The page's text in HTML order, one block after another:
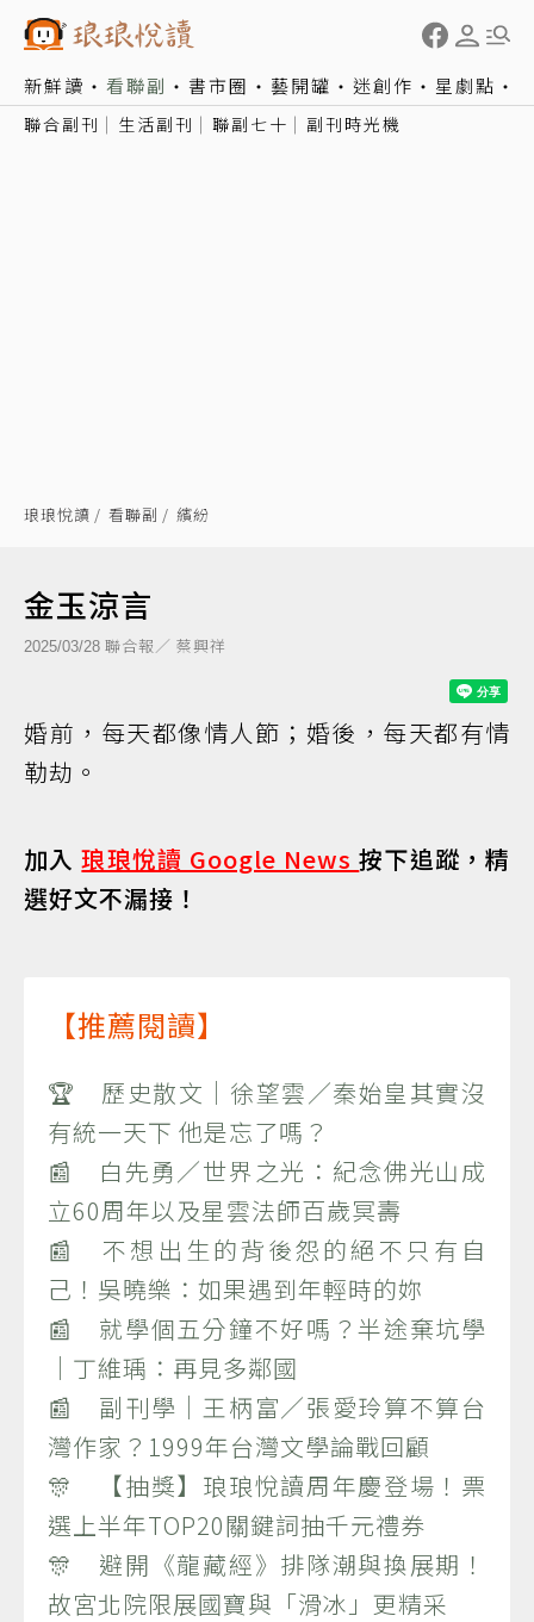
新鮮讀 看聯副 書市圈 藝開罐 迷創作 星劇點
聯合副刊 生活副刊 聯副七十 副刊時光機
琅琅悅讀 看聯副 繽紛
金玉涼言
2025/03/28 聯合報／ 蔡興祥
婚前，每天都像情人節；婚後，每天都有情
勒劫。
加入琅琅悅讀 Google News按下追蹤，精
選好文不漏接！
【推薦閱讀】
🏆 歷史散文｜徐望雲／秦始皇其實沒
有統一天下 他是忘了嗎？
📰 白先勇／世界之光：紀念佛光山成
立60周年以及星雲法師百歲冥壽
📰 不想出生的背後怨的絕不只有自
己！吳曉樂：如果遇到年輕時的妳
📰 就學個五分鐘不好嗎？半途棄坑學
｜丁維瑀：再見多鄰國
📰 副刊學｜王柄富／張愛玲算不算台
灣作家？1999年台灣文學論戰回顧
🎊 【抽獎】琅琅悅讀周年慶登場！票
選上半年TOP20關鍵詞抽千元禮券
🎊 避開《龍藏經》排隊潮與換展期！
故宮北院限展國寶與「滑冰」更精采